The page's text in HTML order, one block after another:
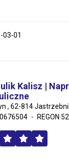
03-01
Kalisz |
, 62-814
REGON